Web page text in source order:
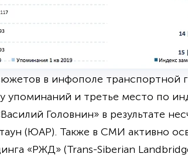
в инфополе транспортной
упоминаний и третье место по
Головнин» в результате
(ЮАР). Также в СМИ активно
«РЖД» (Trans-Siberian